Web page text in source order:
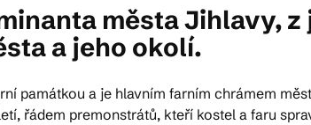
města Jihlavy,
a jeho okolí.
památkou a je hlavním farním chrámem
řádem premonstrátů, kteří kostel a faru